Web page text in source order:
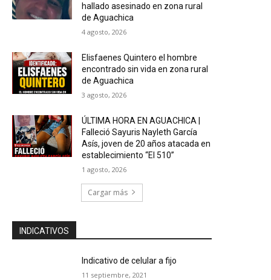
hallado asesinado en zona rural
de Aguachica
4 agosto, 2026
Elisfaenes Quintero el hombre
encontrado sin vida en zona rural
de Aguachica
3 agosto, 2026
ÚLTIMA HORA EN AGUACHICA |
Falleció Sayuris Nayleth García
Asís, joven de 20 años atacada en
establecimiento “El 510”
1 agosto, 2026
Cargar más
INDICATIVOS
Indicativo de celular a fijo
11 septiembre, 2021